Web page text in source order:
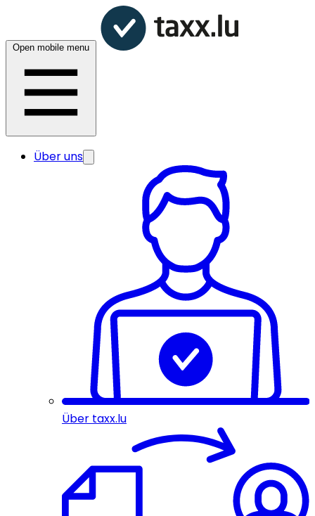
Open mobile menu
Über uns
Über taxx.lu